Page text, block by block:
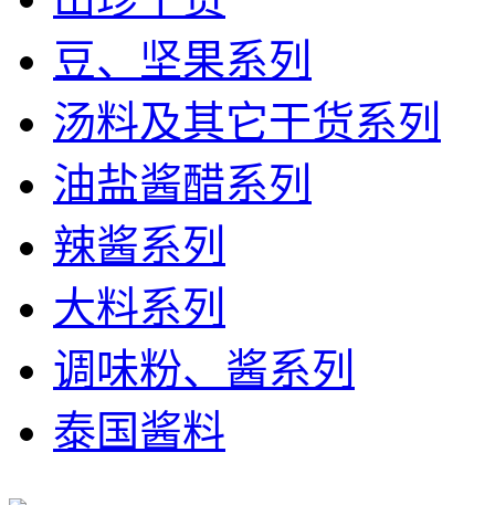
豆、坚果系列
汤料及其它干货系列
油盐酱醋系列
辣酱系列
大料系列
调味粉、酱系列
泰国酱料